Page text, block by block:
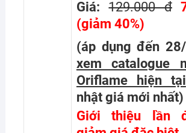
Giá:129.000 đ
(giảm 40%)
(áp dụng đến
xem catalogue
Oriflame hiện tại
nhật giá mới nhất)
Giới thiệu lần